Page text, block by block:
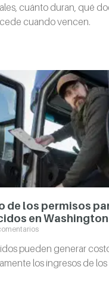
cuánto duran, qué
cuando vencen.
de los permisos
en Washington
pueden generar
los ingresos de los